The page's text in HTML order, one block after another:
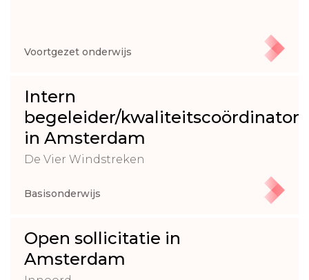
Voortgezet onderwijs
Intern
begeleider/kwaliteitscoördinator
in Amsterdam
De Vier Windstreken
Basisonderwijs
Open sollicitatie in
Amsterdam